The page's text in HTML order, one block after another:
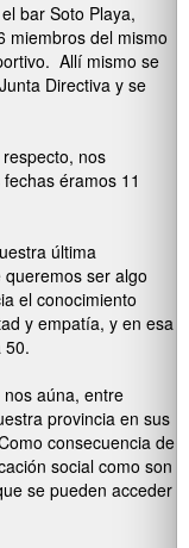
bar Soto Playa,
miembros del mismo
Allí mismo se
Directiva y se
nos
éramos 11
última
ser algo
el conocimiento
y empatía, y en esa
50.
aúna, entre
provincia en sus
consecuencia de
social como son
se pueden acceder